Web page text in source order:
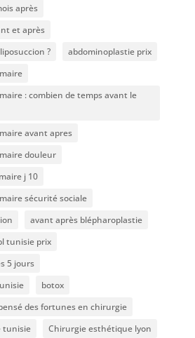
après
et après
?
abdominoplastie prix
: combien de temps avant le
avant apres
douleur
j 10
sécurité sociale
avant après blépharoplastie
tunisie prix
5 jours
botox
des fortunes en chirurgie
tunisie
Chirurgie esthétique lyon